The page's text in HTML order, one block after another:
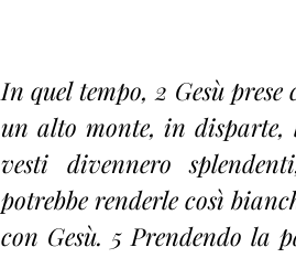
In quel tempo, 2 Gesù
un alto monte, in
vesti divennero
potrebbe renderle così
con Gesù. 5 Prendendo la